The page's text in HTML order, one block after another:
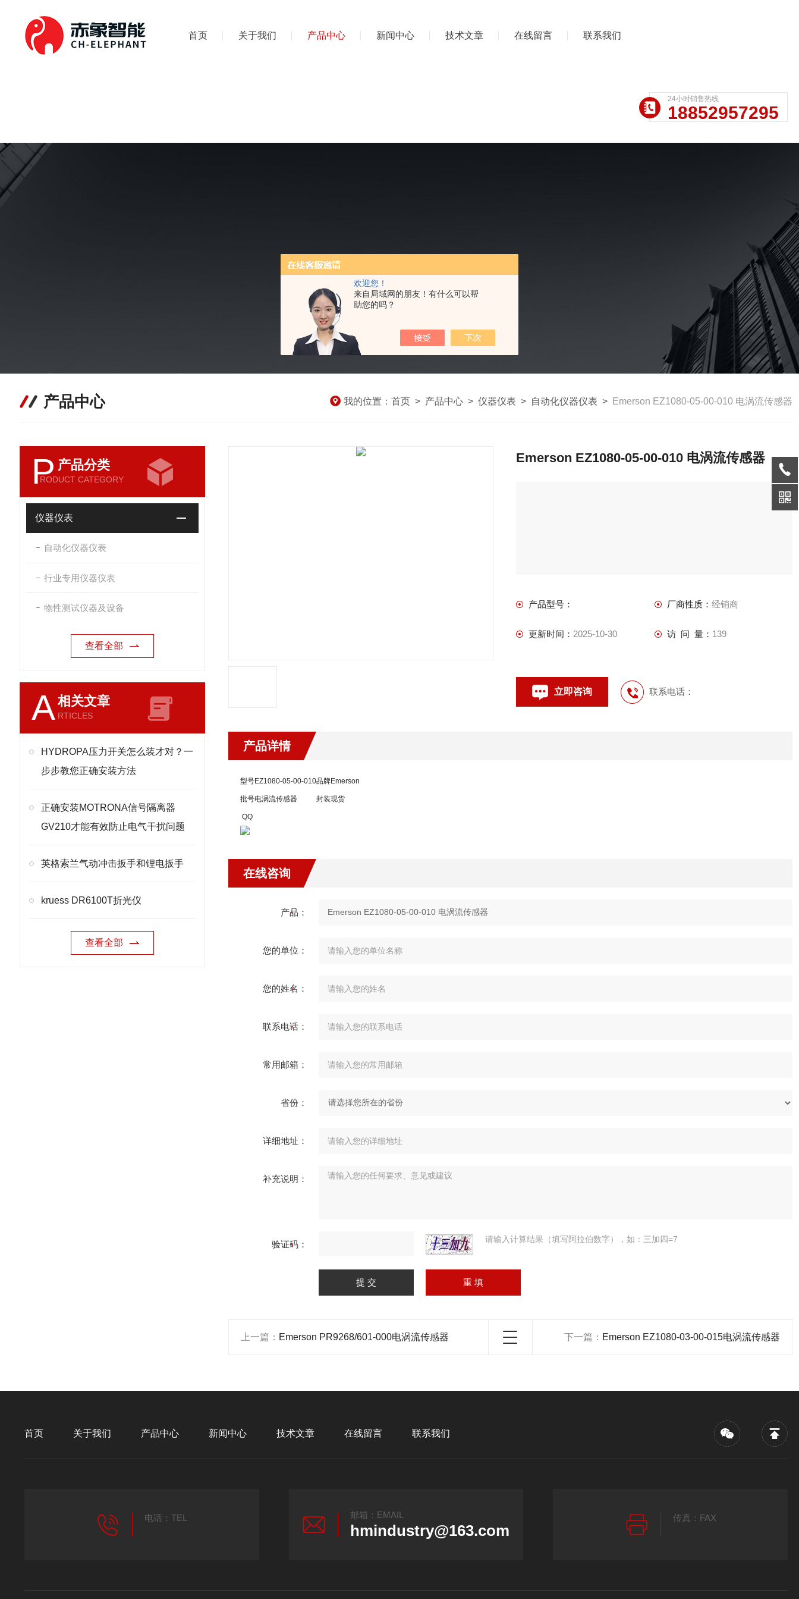
欢迎您！
来自局域网的朋友！有什么可以帮
助您的吗？
首页 关于我们 产品中心 新闻中心 技术文章 在线留言 联系我们
24小时销售热线
18852957295
产品中心 我的位置： 首页 > 产品中心 > 仪器仪表 > 自动化仪器仪表 > Emerson EZ1080-05-00-010 电涡流传感器
P 产品分类
RODUCT CATEGORY
仪器仪表
自动化仪器仪表
行业专用仪器仪表
物性测试仪器及设备
查看全部
A相关文章
RTICLES
HYDROPA压力开关怎么装才对？一
步步教您正确安装方法
正确安装MOTRONA信号隔离器
GV210才能有效防止电气干扰问题
英格索兰气动冲击扳手和锂电扳手
kruess DR6100T折光仪
查看全部
Emerson EZ1080-05-00-010 电涡流传感器
产品型号： 厂商性质： 经销商
更新时间： 2025-10-30 访 问 量： 139
立即咨询 联系电话：
产品详情
型号EZ1080-05-00-010品牌Emerson
批号电涡流传感器 封装现货
QQ
在线咨询
产品：
您的单位：
您的姓名：
联系电话：
常用邮箱：
省份：
详细地址：
补充说明：
验证码： 请输入计算结果（填写阿拉伯数字），如：三加四=7
上一篇： Emerson PR9268/601-000电涡流传感器 下一篇： Emerson EZ1080-03-00-015电涡流传感器
首页 关于我们 产品中心 新闻中心 技术文章 在线留言 联系我们
电话：TEL 邮箱：EMAIL
hmindustry@163.com
传真：FAX